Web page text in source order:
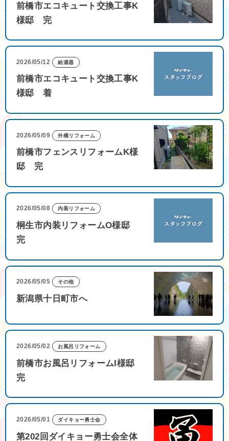
前橋市エコキュート交換工事K
様邸 完
2026/05/12 給湯器
前橋市エコキュート交換工事K
様邸 着
2026/05/09 外構リフォーム
前橋市フェンスリフォームK様
邸 完
2026/05/08 内装リフォーム
桐生市内装リフォームO様邸
完
2026/05/05 その他
新潟県十日町市へ
2026/05/02 お風呂リフォーム
前橋市お風呂リフォームI様邸
完
2026/05/01 ダイキョー勇士会
第202回ダイキョー勇士会全体